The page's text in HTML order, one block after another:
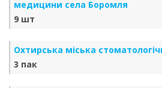
медицини села Боромля
9 шт
Охтирська міська
3 пак